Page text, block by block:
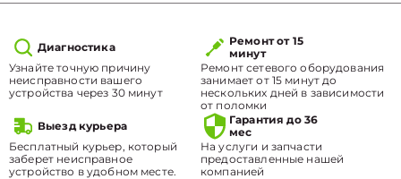
Диагностика
Узнайте точную причину
неисправности вашего
устройства через 30 минут
Ремонт от 15
минут
Ремонт сетевого оборудования
занимает от 15 минут до
нескольких дней в зависимости
от поломки
Выезд курьера
Бесплатный курьер, который
заберет неисправное
устройство в удобном месте.
Гарантия до 36
мес
На услуги и запчасти
предоставленные нашей
компанией